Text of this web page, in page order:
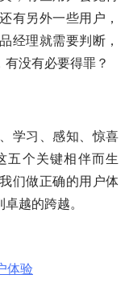
有另外一些用户，
经理就需要判断，
没有必要得罪？
学习、感知、惊喜
五个关键相伴而生
们做正确的用户体
越的跨越。
体验